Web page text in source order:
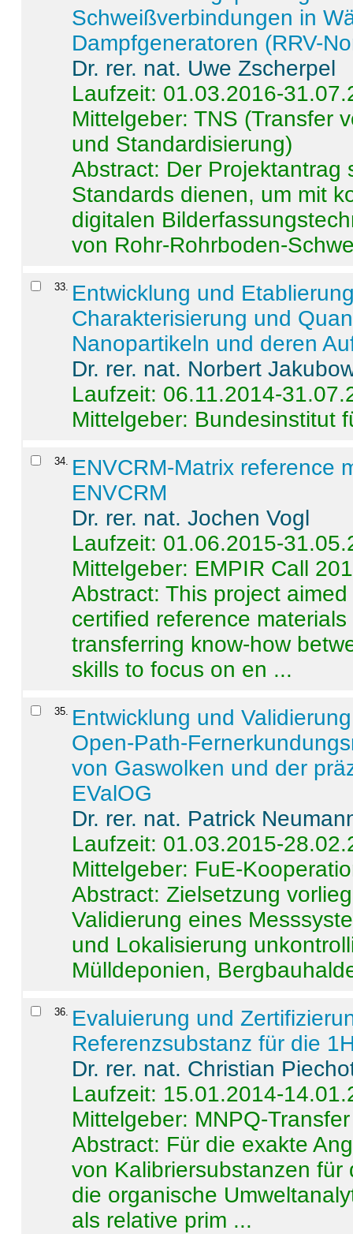
Schweißverbindungen in
Dampfgeneratoren (RRV-
Dr. rer. nat. Uwe Zscherpel
Laufzeit: 01.03.2016-
Mittelgeber: TNS (Transfer
und Standardisierung)
Abstract: Der Projektantrag
Standards dienen, um mit
digitalen
von Rohr-Rohrboden-
33. Entwicklung und
Charakterisierung und
Nanopartikeln und deren
Dr. rer. nat. Norbert
Laufzeit: 06.11.2014-
Mittelgeber: Bundesinstitut
34. ENVCRM-Matrix reference
ENVCRM
Dr. rer. nat. Jochen Vogl
Laufzeit: 01.06.2015-
Mittelgeber: EMPIR Call
Abstract:This project
certified reference
transferring know-how
skills to focus on en ...
35. Entwicklung und
Open-Path-
von Gaswolken und der
EValOG
Dr. rer. nat. Patrick
Laufzeit: 01.03.2015-
Mittelgeber: FuE-
Abstract:Zielsetzung
Validierung eines
und Lokalisierung
Mülldeponien,
36. Evaluierung und
Referenzsubstanz für die
Dr. rer. nat. Christian
Laufzeit: 15.01.2014-
Mittelgeber: MNPQ-Transfer
Abstract: Für die exakte
von Kalibriersubstanzen
die organische
als relative prim ...